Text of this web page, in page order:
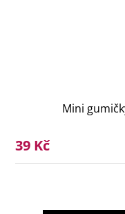
Mini
39 Kč